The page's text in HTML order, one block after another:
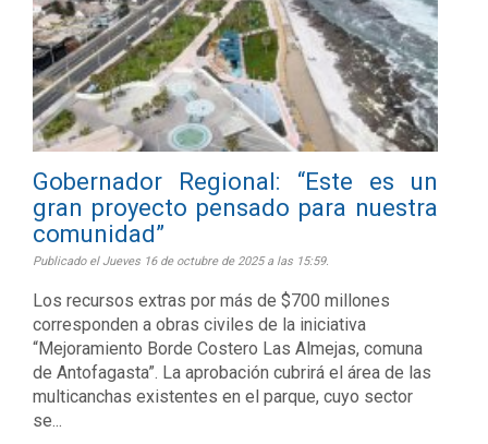
Gobernador Regional: “Este es un
gran proyecto pensado para nuestra
comunidad”
Publicado el Jueves 16 de octubre de 2025 a las 15:59.
Los recursos extras por más de $700 millones
corresponden a obras civiles de la iniciativa
“Mejoramiento Borde Costero Las Almejas, comuna
de Antofagasta”. La aprobación cubrirá el área de las
multicanchas existentes en el parque, cuyo sector
se...